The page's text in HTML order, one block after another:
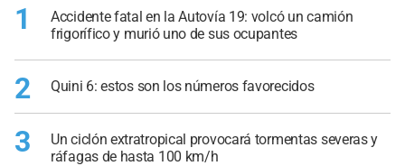
1
Accidente fatal en la Autovía 19: volcó un camión
frigorífico y murió uno de sus ocupantes
2 Quini 6: estos son los números favorecidos
3
Un ciclón extratropical provocará tormentas severas y
ráfagas de hasta 100 km/h